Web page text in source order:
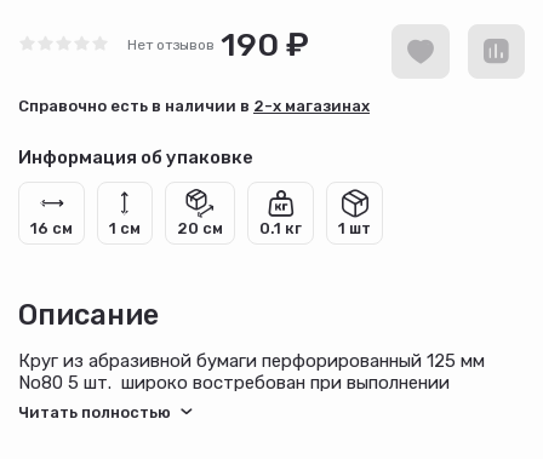
Нет отзывов 190 ₽
Cправочно есть в наличии в 2-х магазинах
Информация об упаковке
16 см 1 см 20 см 0.1 кг 1 шт
Описание
Круг из абразивной бумаги перфорированный 125 мм
No80 5 шт. широко востребован при выполнении
столярных и малярных работ, а также при ремонте